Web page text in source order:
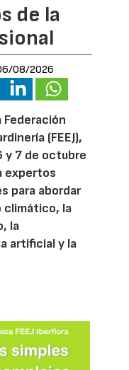
de la
08/2026
Federación
(FEEJ),
y 7 de octubre
expertos
para abordar
climático, la
la
artificial y la